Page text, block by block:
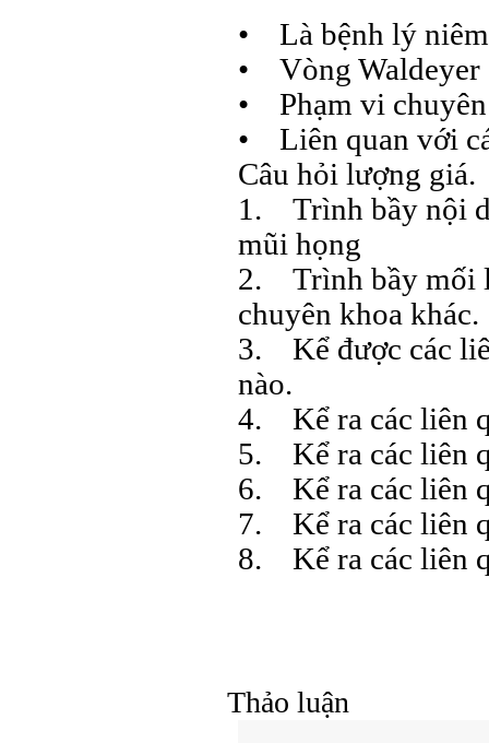
• Là bệnh lý
• Vòng Waldeyer
• Phạm vi
• Liên quan với
Câu hỏi lượng giá.
1. Trình bầy nội
mũi họng
2. Trình bầy mối
chuyên khoa khác.
3. Kể được các
nào.
4. Kể ra các liên
5. Kể ra các liên
6. Kể ra các liên
7. Kể ra các liên
8. Kể ra các liên
Thảo luận